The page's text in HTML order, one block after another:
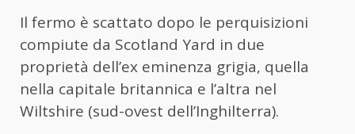
Il fermo è scattato dopo le perquisizioni
compiute da Scotland Yard in due
proprietà dell’ex eminenza grigia, quella
nella capitale britannica e l’altra nel
Wiltshire (sud-ovest dell’Inghilterra).